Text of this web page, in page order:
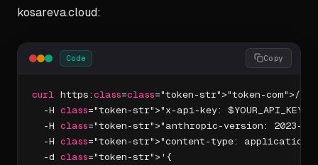
kosareva.cloud:
Code
curl https: class=class="token-str">"token-com">//
  -H
class="token-str">"x-api-key: $YOUR_API_KEY"
  -H
class="token-str">"anthropic-version: 2023-
  -H
class="token-str">"content-type:
  -d
class="token-str">'{
Copy